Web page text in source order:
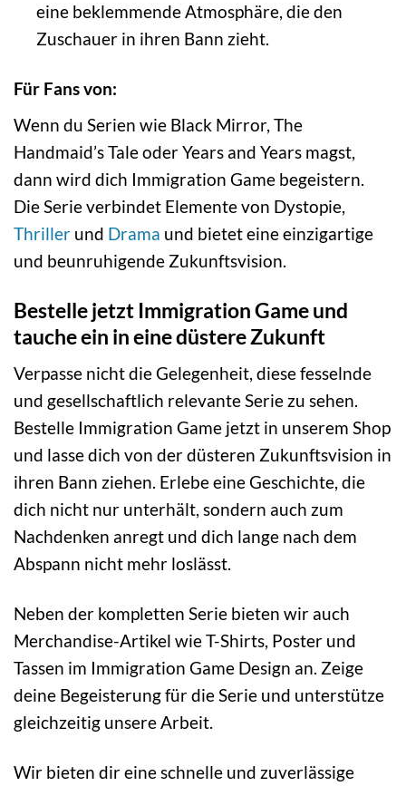
eine beklemmende Atmosphäre, die den
Zuschauer in ihren Bann zieht.
Für Fans von:
Wenn du Serien wie Black Mirror, The
Handmaid’s Tale oder Years and Years magst,
dann wird dich Immigration Game begeistern.
Die Serie verbindet Elemente von Dystopie,
Thriller und Drama und bietet eine einzigartige
und beunruhigende Zukunftsvision.
Bestelle jetzt Immigration Game und
tauche ein in eine düstere Zukunft
Verpasse nicht die Gelegenheit, diese fesselnde
und gesellschaftlich relevante Serie zu sehen.
Bestelle Immigration Game jetzt in unserem Shop
und lasse dich von der düsteren Zukunftsvision in
ihren Bann ziehen. Erlebe eine Geschichte, die
dich nicht nur unterhält, sondern auch zum
Nachdenken anregt und dich lange nach dem
Abspann nicht mehr loslässt.
Neben der kompletten Serie bieten wir auch
Merchandise-Artikel wie T-Shirts, Poster und
Tassen im Immigration Game Design an. Zeige
deine Begeisterung für die Serie und unterstütze
gleichzeitig unsere Arbeit.
Wir bieten dir eine schnelle und zuverlässige